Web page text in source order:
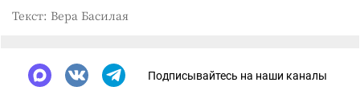
Текст: Вера Басилая
Подписывайтесь на наши каналы